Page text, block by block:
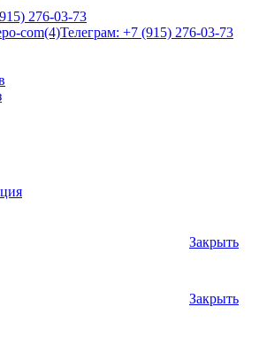
276-03-73
Телеграм: +7 (915) 276-03-73
Закрыть
Закрыть